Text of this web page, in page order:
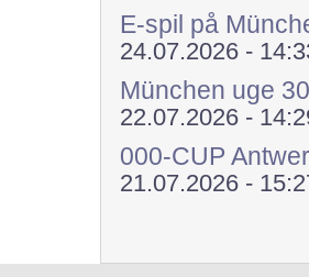
E-spil på
24.07.2026 -
München uge 30
22.07.2026 -
000-CUP
21.07.2026 -